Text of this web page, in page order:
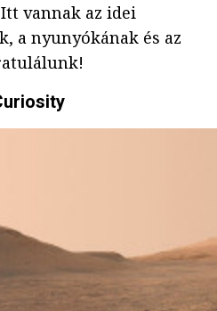
vannak az idei
a nyunyókának és az